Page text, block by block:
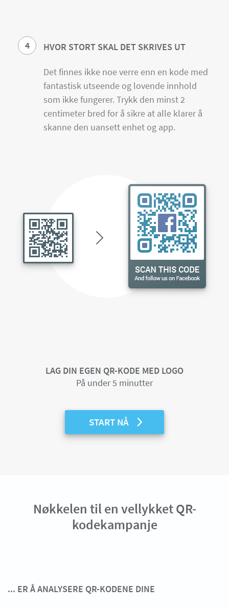
4 HVOR STORT SKAL DET SKRIVES UT
Det finnes ikke noe verre enn en kode med
fantastisk utseende og lovende innhold
som ikke fungerer. Trykk den minst 2
centimeter bred for å sikre at alle klarer å
skanne den uansett enhet og app.
LAG DIN EGEN QR-KODE MED LOGO
På under 5 minutter
START NÅ
Nøkkelen til en vellykket QR-
kodekampanje
... ER Å ANALYSERE QR-KODENE DINE